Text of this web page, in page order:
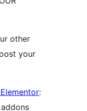
other
your
: